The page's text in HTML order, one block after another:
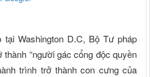
Washington D.C, Bộ Tư pháp
“người gác cổng độc quyền
trình trở thành con cưng của